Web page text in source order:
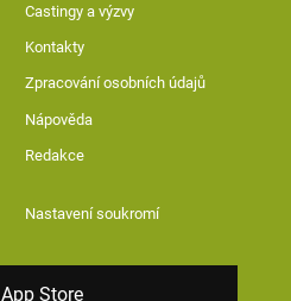
Castingy a výzvy
Kontakty
Zpracování osobních údajů
Nápověda
Redakce
Nastavení soukromí
App Store